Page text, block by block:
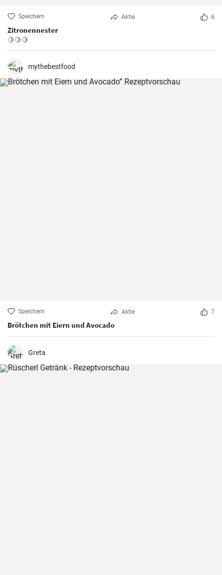
Speichern Aktie 6
Zitronennester
🍋🍋🍋
mythebestfood
Speichern Aktie 7
Brötchen mit Eiern und Avocado
Greta